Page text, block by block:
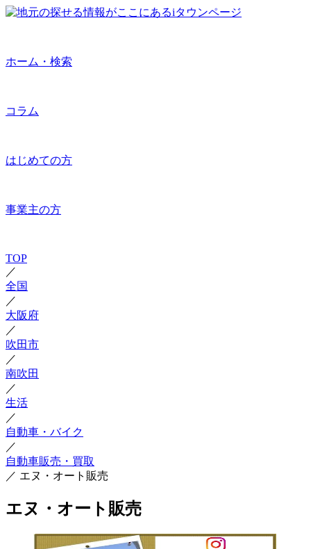
ホーム・検索
コラム
はじめての方
事業主の方
TOP
／
全国
／
大阪府
／
吹田市
／
南吹田
／
生活
／
自動車・バイク
／
自動車販売・買取
／ エヌ・オート販売
エヌ・オート販売